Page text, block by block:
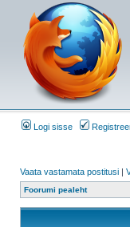
Logi sisse
Vaata vastamata postitusi |
Foorumi pealeht